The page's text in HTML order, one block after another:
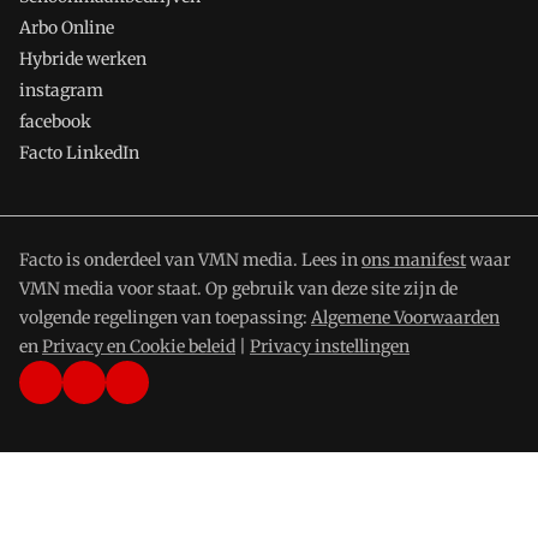
Arbo Online
Hybride werken
instagram
facebook
Facto LinkedIn
Facto is onderdeel van VMN media. Lees inons manifestwaar
VMN media voor staat. Op gebruik van deze site zijn de
volgende regelingen van toepassing: Algemene Voorwaarden
enPrivacy en Cookie beleid Privacy instellingen